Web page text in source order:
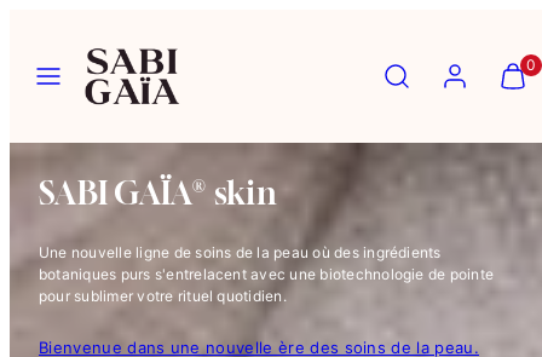
passer
contenu
RechercheCompte
mon
(0)
mon
(0)
0
SABI GAÏA® skin
Une nouvelle ligne de soins de la peau où des ingrédients
botaniques purs s'entrelacent avec une biotechnologie de pointe
pour sublimer votre rituel quotidien.
Bienvenue dans une nouvelle ère des soins de la peau.